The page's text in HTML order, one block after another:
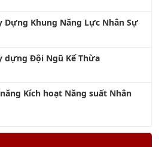
dựng Đội Ngũ Kế Thừa
Kích hoạt Năng suất Nhân
ưu hóa Quản lý Sản xuất với Chat